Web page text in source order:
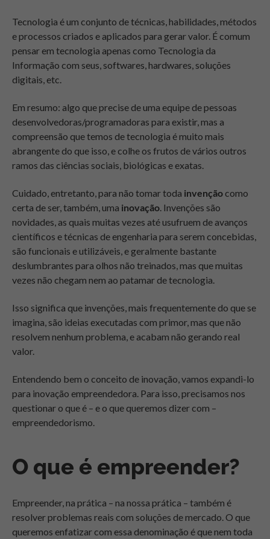
Tecnologia é um conjunto de técnicas, habilidades, métodos
e processos criados e aplicados para gerar valor. É comum
pensar em tecnologia apenas como Tecnologia da
Informação com seus, softwares, hardwares, soluções
digitais, etc.
Em resumo: algo que precise de uma equipe de pessoas
desenvolvedoras/programadoras para existir, mas a
compreensão que temos de tecnologia é muito mais
abrangente do que isso, e colhe os frutos de vários outros
ramos das ciências sociais, biológicas e exatas.
Cuidado, entretanto, para não tomar toda invençãocomo
certa de ser, também, uma inovação. Invenções são
novidades, as quais muitas vezes até usufruem de avanços
científicos e técnicas de engenharia para serem concebidas,
são funcionais e utilizáveis, e geralmente bastante
deslumbrantes para olhos não treinados, mas que muitas
vezes não chegam nem ao patamar de tecnologia.
Isso significa que invenções, mais frequentemente do que se
imagina, são ideias executadas com primor, mas que não
resolvem nenhum problema, e acabam não gerando real
valor.
Entendendo bem o conceito de inovação, vamos expandi-lo
para inovação empreendedora. Para isso, precisamos nos
questionar o que é – e o que queremos dizer com –
empreendedorismo.
O que é empreender?
Empreender, na prática – na nossa prática – também é
resolver problemas reais com soluções de mercado. O que
queremos enfatizar com essa denominação é que nem toda